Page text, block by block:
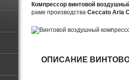
Компрессор винтовой
раме производства Ceccato Aria
ОПИСАНИЕ